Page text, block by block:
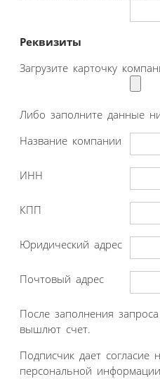
Реквизиты
Загрузите карточку
Либо заполните данные
Название компании
ИНН
КПП
Юридический адрес
Почтовый адрес
После заполнения
вышлют счет.
Подписчик дает согласие
персональной